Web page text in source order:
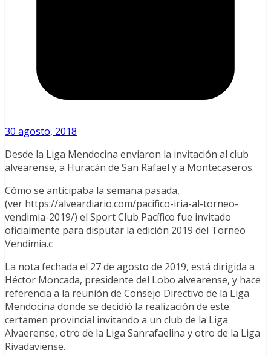
30 agosto, 2018
Desde la Liga Mendocina enviaron la invitación al club
alvearense, a Huracán de San Rafael y a Montecaseros.
Cómo se anticipaba la semana pasada,
(ver https://alveardiario.com/pacifico-iria-al-torneo-
vendimia-2019/) el Sport Club Pacífico fue invitado
oficialmente para disputar la edición 2019 del Torneo
Vendimia.c
La nota fechada el 27 de agosto de 2019, está dirigida a
Héctor Moncada, presidente del Lobo alvearense, y hace
referencia a la reunión de Consejo Directivo de la Liga
Mendocina donde se decidió la realización de este
certamen provincial invitando a un club de la Liga
Alvaerense, otro de la Liga Sanrafaelina y otro de la Liga
Rivadaviense.